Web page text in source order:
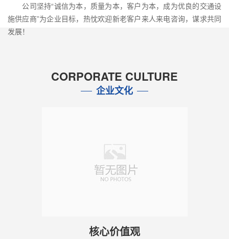
公司坚持“诚信为本，质量为本，客户为本，成为优良的交通设
施供应商”为企业目标，热忱欢迎新老客户来人来电咨询，谋求共同
发展！
CORPORATE CULTURE
企业文化
核心价值观